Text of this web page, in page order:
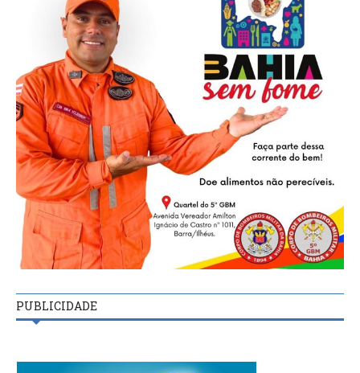
PUBLICIDADE